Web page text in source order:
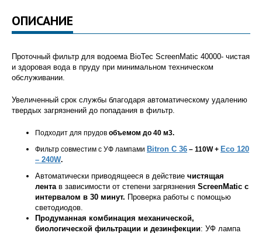
ОПИСАНИЕ
Проточный фильтр для водоема BioTec ScreenMatic 40000- чистая
и здоровая вода в пруду при минимальном техническом
обслуживании.
Увеличенный срок службы благодаря автоматическому удалению
твердых загрязнений до попадания в фильтр.
Подходит для прудов объемом до 40 м3.
Фильтр совместим с УФ лампами Bitron C 36 – 110W + Eco 120
– 240W.
Автоматически приводящееся в действие чистящая
лента в зависимости от степени загрязнения ScreenMatic с
интервалом в 30 минут. Проверка работы с помощью
светодиодов.
Продуманная комбинация механической,
биологической фильтрации и дезинфекции: УФ лампа